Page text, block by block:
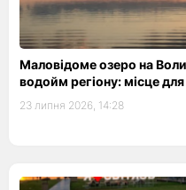
Маловідоме озеро на
водойм регіону: місце
23 липня 2026, 14:28